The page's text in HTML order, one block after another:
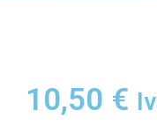
10,50 €